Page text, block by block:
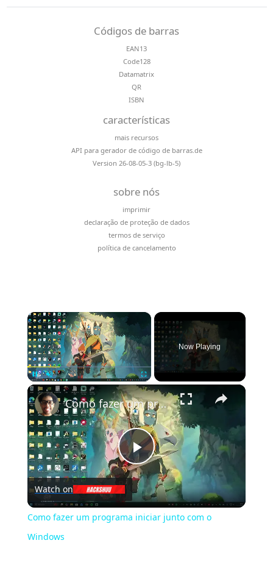
Códigos de barras
EAN13
Code128
Datamatrix
QR
ISBN
características
mais recursos
API para gerador de código de barras.de
Version 26-08-05-3 (bg-lb-5)
sobre nós
imprimir
declaração de proteção de dados
termos de serviço
política de cancelamento
×
Pause Unmute Fullscreen
Now Playing
×
Play
Video
Como fazer um programa iniciar junto com o Windows
Watch on
Como fazer um programa iniciar junto com o
Windows